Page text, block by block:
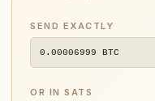
SEND EXACTLY
0.00006999 BTC
OR IN SATS